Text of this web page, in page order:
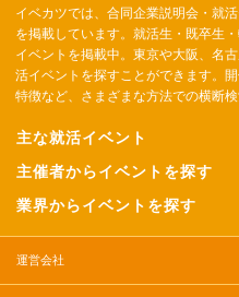
イベカツでは、合同企業説明会・就
を掲載しています。就活生・既卒生
イベントを掲載中。東京や大阪、名
活イベントを探すことができます。
特徴など、さまざまな方法での横断検
主な就活イベント
主催者からイベントを探す
業界からイベントを探す
運営会社